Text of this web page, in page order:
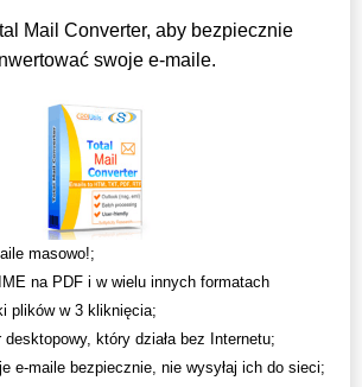
Mail Converter, aby bezpiecznie
swoje e-maile.
masowo!;
na PDF i w wielu innych formatach
plików w 3 kliknięcia;
desktopowy, który działa bez Internetu;
e-maile bezpiecznie, nie wysyłaj ich do sieci;